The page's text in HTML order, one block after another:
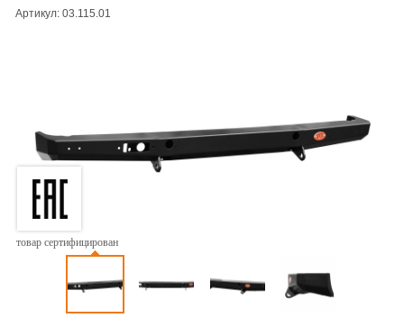
Артикул: 03.115.01
товар сертифицирован